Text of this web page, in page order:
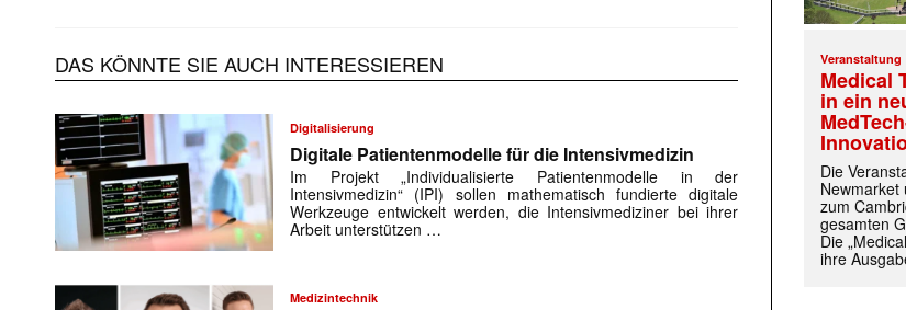
DAS KÖNNTE SIE AUCH INTERESSIEREN
Digitalisierung
Digitale Patientenmodelle für die Intensivmedizin
Im Projekt „Individualisierte Patientenmodelle in der
Intensivmedizin“ (IPI) sollen mathematisch fundierte digitale
Werkzeuge entwickelt werden, die Intensivmediziner bei ihrer
Arbeit unterstützen …
Medizintechnik
Veranstaltung
Medical
in ein
Die
Newmarket
zum
gesamten
Die
ihre